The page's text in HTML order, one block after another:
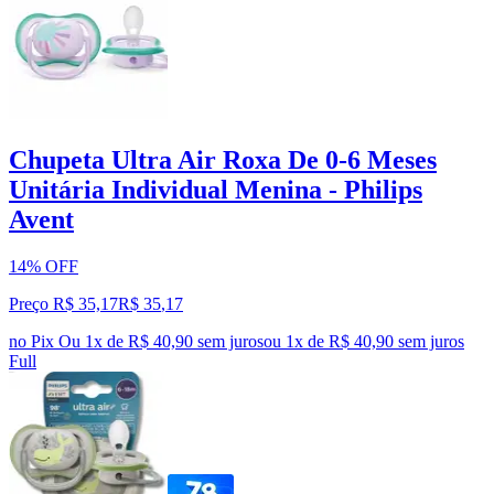
Chupeta Ultra Air Roxa De 0-6 Meses
Unitária Individual Menina - Philips
Avent
14% OFF
Preço R$ 35,17R$ 35,17
no Pix Ou 1x de R$ 40,90 sem jurosou 1x de R$ 40,90 sem juros
Full